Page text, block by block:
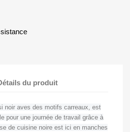
du produit
noir aves des motifs carreaux, est
pour une journée de travail grâce à
de cuisine noire est ici en manches